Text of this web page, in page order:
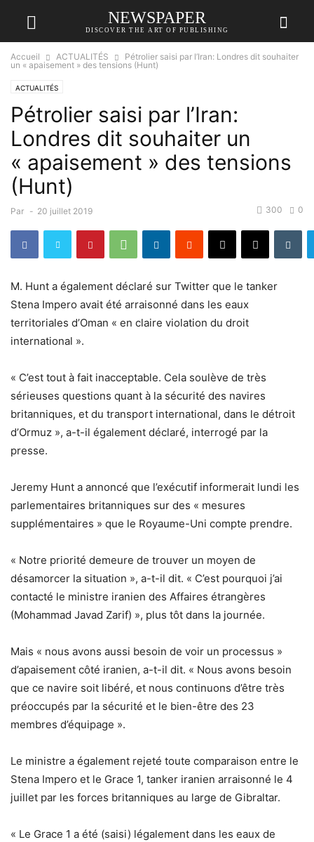
NEWSPAPER
DISCOVER THE ART OF PUBLISHING
Accueil ACTUALITÉS
Pétrolier saisi par l’Iran: Londres dit souhaiter
un « apaisement » des tensions (Hunt)
ACTUALITÉS
Pétrolier saisi par l’Iran:
Londres dit souhaiter un
« apaisement » des tensions
(Hunt)
Par - 20 juillet 2019 0
300
M. Hunt a également déclaré sur Twitter que le tanker
Stena Impero avait été arraisonné dans les eaux
territoriales d’Oman « en claire violation du droit
international ».
« C’est tout à fait inacceptable. Cela soulève de très
sérieuses questions quant à la sécurité des navires
britanniques, et du transport international, dans le détroit
d’Ormuz », a-t-il également déclaré, interrogé par la
presse.
Jeremy Hunt a annoncé que l’exécutif informerait lundi les
parlementaires britanniques sur des « mesures
supplémentaires » que le Royaume-Uni compte prendre.
« Notre priorité demeure de trouver un moyen de
désamorcer la situation », a-t-il dit. « C’est pourquoi j’ai
contacté le ministre iranien des Affaires étrangères
(Mohammad Javad Zarif) », plus tôt dans la journée.
Mais « nous avons aussi besoin de voir un processus »
d’apaisement côté iranien, a-t-il dit. « Nous avons besoin
que ce navire soit libéré, et nous continuons d’être très
préoccupés par la sécurité et le bien-être des 23
membres d’équipage ».
Le ministre a également rejeté toute comparaison entre le
Stena Impero et le Grace 1, tanker iranien arraisonné le 4
juillet par les forces britanniques au large de Gibraltar.
« Le Grace 1 a été (saisi) légalement dans les eaux de